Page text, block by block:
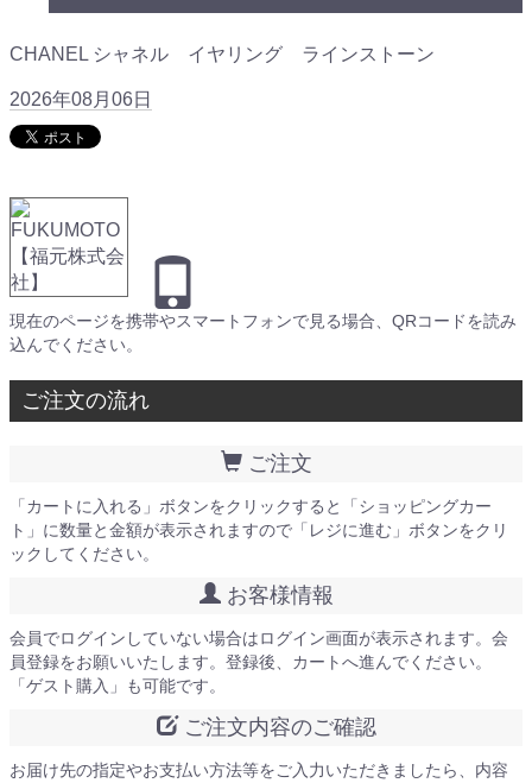
CHANEL シャネル イヤリング ラインストーン
2026年08月06日
現在のページを携帯やスマートフォンで見る場合、QRコードを読み
込んでください。
ご注文の流れ
ご注文
「カートに入れる」ボタンをクリックすると「ショッピングカー
ト」に数量と金額が表示されますので「レジに進む」ボタンをクリ
ックしてください。
お客様情報
会員でログインしていない場合はログイン画面が表示されます。会
員登録をお願いいたします。登録後、カートへ進んでください。
「ゲスト購入」も可能です。
ご注文内容のご確認
お届け先の指定やお支払い方法等をご入力いただきましたら、内容